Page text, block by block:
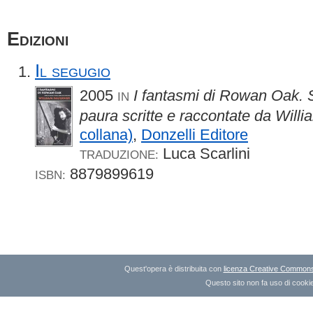
Edizioni
Il segugio
2005 IN I fantasmi di Rowan Oak.
paura scritte e raccontate da
collana), Donzelli Editore
TRADUZIONE: Luca Scarlini
ISBN: 8879899619
Quest'opera è distribuita con licenza Creative
Questo sito non fa uso di